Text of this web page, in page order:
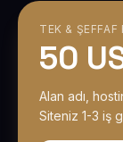
TEK & ŞEFFAF
50
Alan adı,
Siteniz 1-3 iş